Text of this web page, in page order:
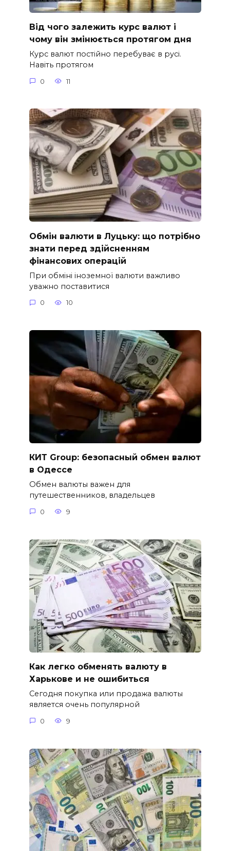
Від чого залежить курс валют і
чому він змінюється протягом дня
Курс валют постійно перебуває в русі.
Навіть протягом
0 11
Обмін валюти в Луцьку: що потрібно
знати перед здійсненням
фінансових операцій
При обміні іноземної валюти важливо
уважно поставитися
0 10
КИТ Group: безопасный обмен валют
в Одессе
Обмен валюты важен для
путешественников, владельцев
0 9
Как легко обменять валюту в
Харькове и не ошибиться
Сегодня покупка или продажа валюты
является очень популярной
0 9